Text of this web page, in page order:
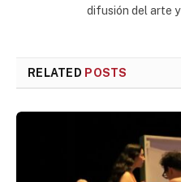
difusión del arte
RELATED POSTS